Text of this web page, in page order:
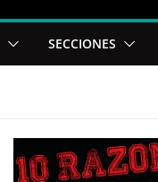
SECCIONES